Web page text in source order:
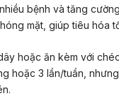
bệnh và tăng
mặt, giúp tiêu hóa
hoặc ăn kèm với
hoặc 3 lần/tuần,